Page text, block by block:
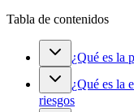
Tabla de contenidos
¿Qué es la
¿Qué es la
riesgos